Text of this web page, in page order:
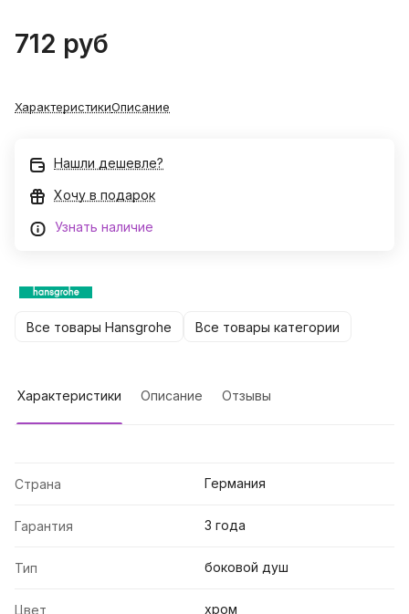
712 руб
ХарактеристикиОписание
Нашли дешевле?
Хочу в подарок
Узнать наличие
Все товары Hansgrohe Все товары категории
Характеристики Описание Отзывы
Страна Германия
Гарантия 3 года
Тип боковой душ
Цвет хром